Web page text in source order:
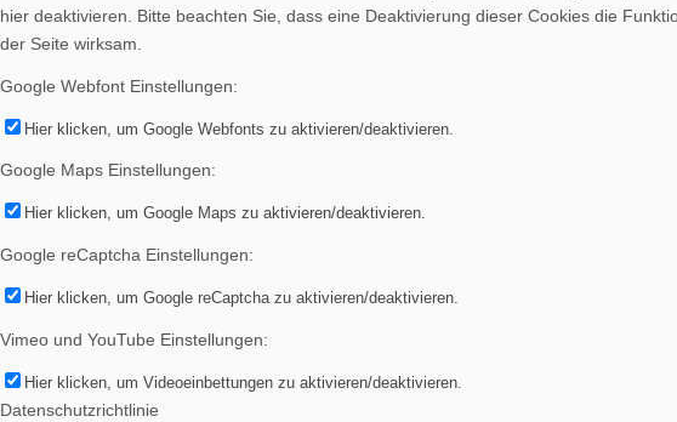
Downloads
Mitgliedschaft
hier deaktivieren. Bitte beachten Sie, dass eine Deaktivierung dieser Cookies die
der Seite wirksam.
Google Webfont Einstellungen:
Hier klicken, um Google Webfonts zu aktivieren/deaktivieren.
Google Maps Einstellungen:
Hier klicken, um Google Maps zu aktivieren/deaktivieren.
Google reCaptcha Einstellungen:
Hier klicken, um Google reCaptcha zu aktivieren/deaktivieren.
Vimeo und YouTube Einstellungen:
Hier klicken, um Videoeinbettungen zu aktivieren/deaktivieren.
Datenschutzrichtlinie